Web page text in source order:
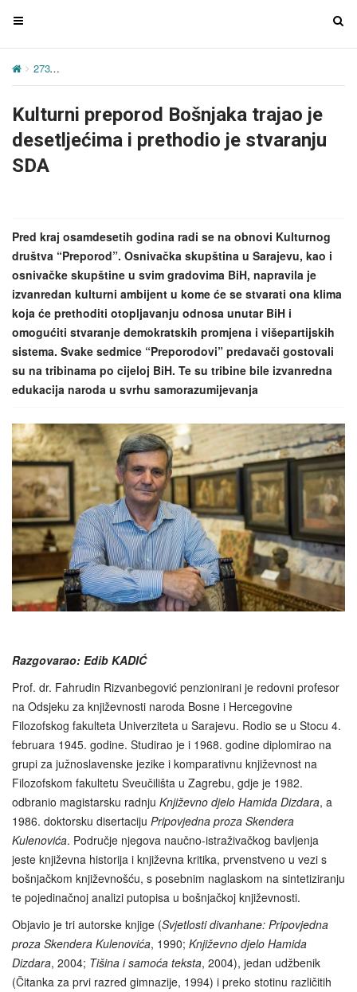
T
g
e
n
v
a
o
n
T
273
Kulturni preporod Bošnjaka trajao je
desetljećima i prethodio je stvaranju
SDA
Pred kraj osamdesetih godina radi se na obnovi Kulturnog
društva “Preporod”. Osnivačka skupština u Sarajevu, kao i
osnivačke skupštine u svim gradovima BiH, napravila je
izvanredan kulturni ambijent u kome će se stvarati ona klima
koja će prethoditi otopljavanju odnosa unutar BiH i
omogućiti stvaranje demokratskih promjena i višepartijskih
sistema. Svake sedmice “Preporodovi” predavači gostovali
su na tribinama po cijeloj BiH. Te su tribine bile izvanredna
edukacija naroda u svrhu samorazumijevanja
Razgovarao: Edib KADIĆ
Prof. dr. Fahrudin Rizvanbegović penzionirani je redovni profesor
na Odsjeku za književnosti naroda Bosne i Hercegovine
Filozofskog fakulteta Univerziteta u Sarajevu. Rodio se u Stocu 4.
februara 1945. godine. Studirao je i 1968. godine diplomirao na
grupi za južnoslavenske jezike i komparativnu književnost na
Filozofskom fakultetu Sveučilišta u Zagrebu, gdje je 1982.
odbranio magistarsku radnju Književno djelo Hamida Dizdara, a
1986. doktorsku disertaciju Pripovjedna proza Skendera
Kulenovića. Područje njegova naučno-istraživačkog bavljenja
jeste književna historija i književna kritika, prvenstveno u vezi s
bošnjačkom književnošću, s posebnim naglaskom na sintetiziranju
te pojedinačnoj analizi putopisa u bošnjačkoj književnosti.
Objavio je tri autorske knjige (Svjetlosti divanhane: Pripovjedna
proza Skendera Kulenovića, 1990; Književno djelo Hamida
Dizdara, 2004; Tišina i samoća teksta, 2004), jedan udžbenik
(Čitanka za prvi razred gimnazije, 1994) i preko stotinu različitih